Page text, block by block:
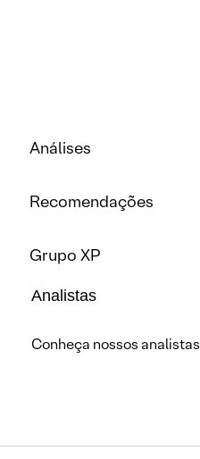
Análises
Recomendações
Grupo XP
Analistas
Conheça nossos analistas